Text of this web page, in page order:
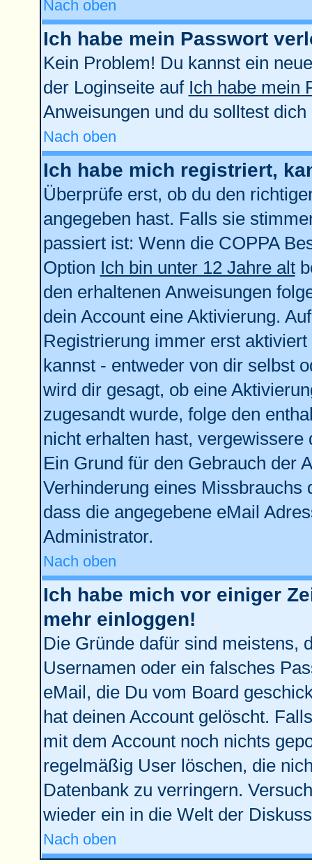
Nach oben
Ich habe mein Passwort
Kein Problem! Du kannst ein
der Loginseite auf Ich habe mein
Anweisungen und du solltest
Nach oben
Ich habe mich registriert,
Überprüfe erst, ob du den
angegeben hast. Falls sie
passiert ist: Wenn die COPPA
Option Ich bin unter 12 Jahre alt
den erhaltenen Anweisungen
dein Account eine Aktivierung.
Registrierung immer erst
kannst - entweder von dir selbst
wird dir gesagt, ob eine
zugesandt wurde, folge den
nicht erhalten hast,
Ein Grund für den Gebrauch der
Verhinderung eines
dass die angegebene eMail
Administrator.
Nach oben
Ich habe mich vor einiger
mehr einloggen!
Die Gründe dafür sind meistens,
Usernamen oder ein falsches
eMail, die Du vom Board
hat deinen Account gelöscht.
mit dem Account noch nichts
regelmäßig User löschen, die
Datenbank zu verringern.
wieder ein in die Welt der
Nach oben